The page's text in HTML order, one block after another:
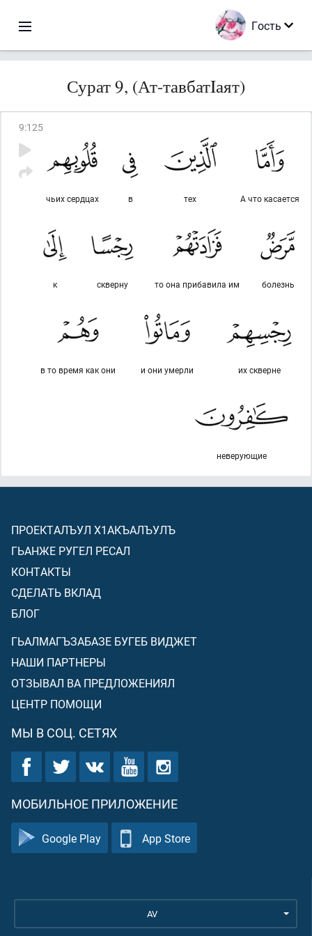
Гость
Сурат 9, (Ат-тавбатIаят)
9:125
А что касается
тех
в
чьих сердцах
болезнь
то она прибавила им
скверну
к
их скверне
и они умерли
в то время как они
неверующие
ПРОЕКТАЛЪУЛ Х1АКЪАЛЪУЛЪ
ГЬАНЖЕ РУГЕЛ РЕСАЛ
КОНТАКТЫ
СДЕЛАТЬ ВКЛАД
БЛОГ
ГЬАЛМАГЪЗАБАЗЕ БУГЕБ ВИДЖЕТ
НАШИ ПАРТНЕРЫ
ОТЗЫВАЛ ВА ПРЕДЛОЖЕНИЯЛ
ЦЕНТР ПОМОЩИ
МЫ В СОЦ. СЕТЯХ
МОБИЛЬНОЕ ПРИЛОЖЕНИЕ
Google Play App Store
AV